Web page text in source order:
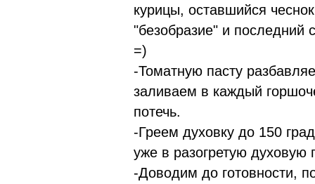
курицы, оставшийся
"безобразие" и последний
=)
-Томатную пасту
заливаем в каждый
потечь.
-Греем духовку до 150
уже в разогретую духовую
-Доводим до готовности,